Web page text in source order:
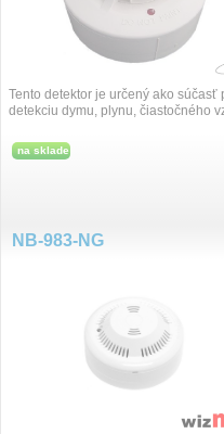
Tento detektor je určený ako
detekciu dymu, plynu, čiastočného
na sklade
NB-983-NG